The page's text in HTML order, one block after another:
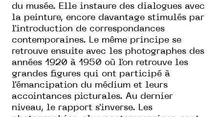
du musée. Elle instaure des dialogues avec
la peinture, encore davantage stimulés par
l'introduction de correspondances
contemporaines. Le même principe se
retrouve ensuite avec les photographes des
années 1920 à 1950 où l'on retrouve les
grandes figures qui ont participé à
l'émancipation du médium et leurs
accointances picturales. Au dernier
niveau, le rapport s'inverse. Les